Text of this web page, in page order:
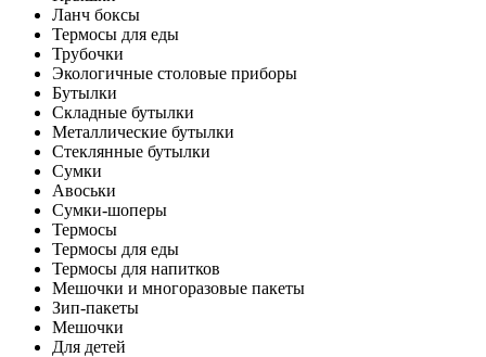
Ланч боксы
Термосы для еды
Трубочки
Экологичные столовые приборы
Бутылки
Складные бутылки
Металлические бутылки
Стеклянные бутылки
Сумки
Авоськи
Сумки-шоперы
Термосы
Термосы для еды
Термосы для напитков
Мешочки и многоразовые пакеты
Зип-пакеты
Мешочки
Для детей